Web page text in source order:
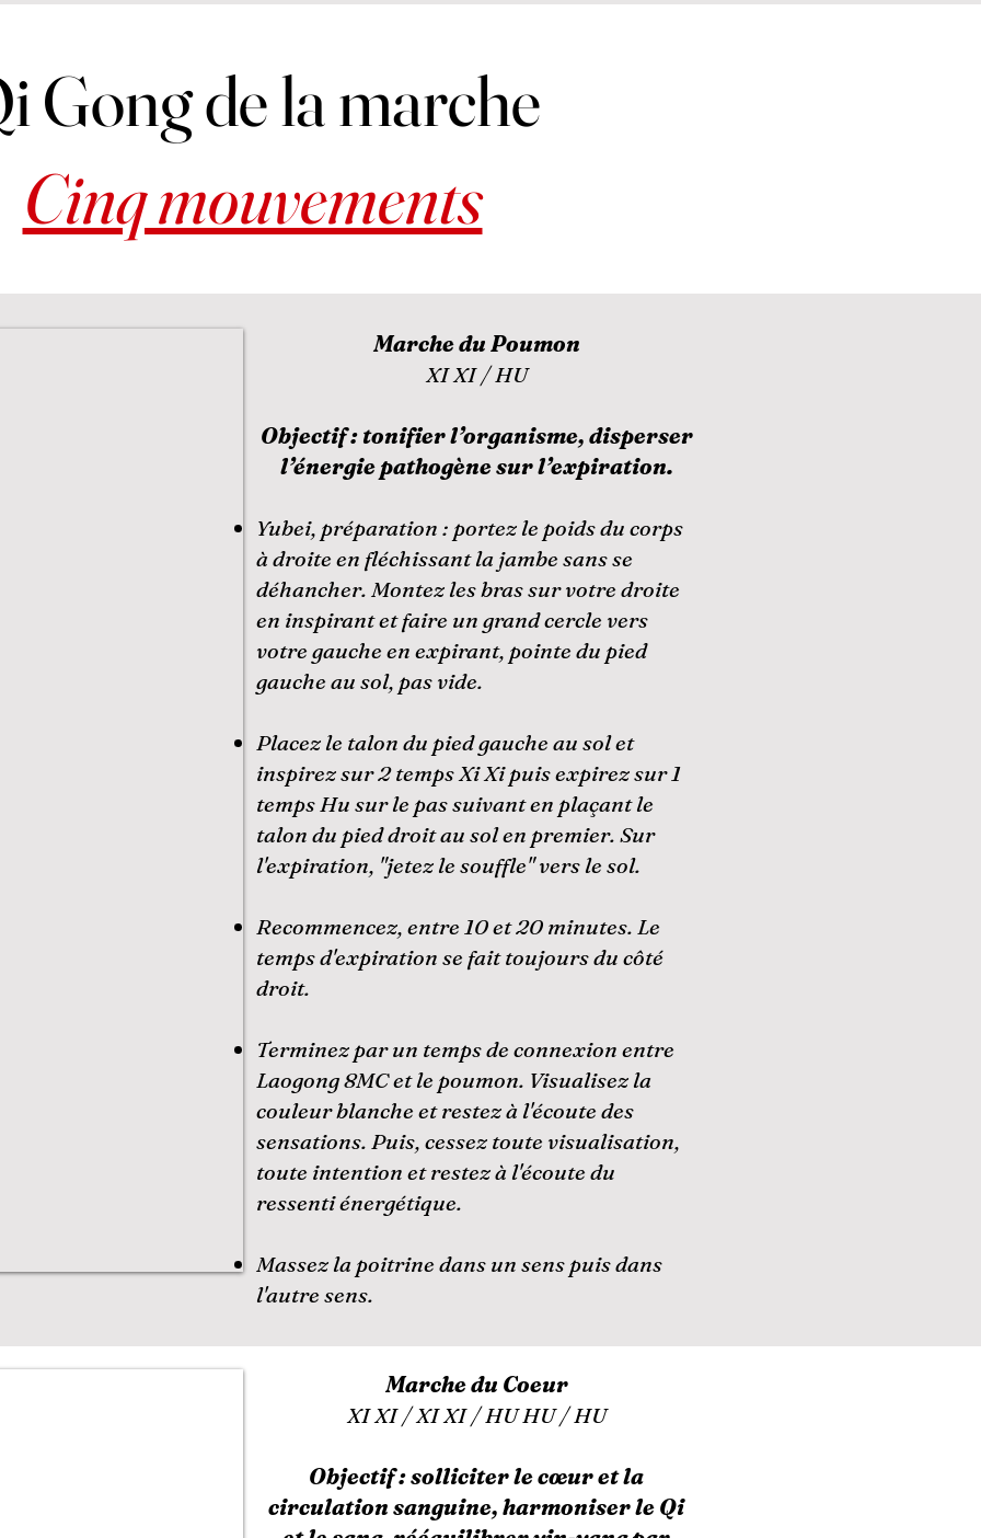
Gong de la marche
Cinq mouvements
Marche du Poumon
XI XI / HU
Objectif : tonifier l’organisme, disperser
l’énergie pathogène sur l’expiration.
Yubei, préparation : portez le poids du corps
à droite en fléchissant la jambe sans se
déhancher. Montez les bras sur votre droite
en inspirant et faire un grand cercle vers
votre gauche en expirant, pointe du pied
gauche au sol, pas vide.
Placez le talon du pied gauche au sol et
inspirez sur 2 temps Xi Xi puis expirez sur 1
temps Hu sur le pas suivant en plaçant le
talon du pied droit au sol en premier. Sur
l'expiration, "jetez le souffle" vers le sol.
Recommencez, entre 10 et 20 minutes. Le
temps d'expiration se fait toujours du côté
droit.
Terminez par un temps de connexion entre
Laogong 8MC et le poumon. Visualisez la
couleur blanche et restez à l'écoute des
sensations. Puis, cessez toute visualisation,
toute intention et restez à l'écoute du
ressenti énergétique.
Massez la poitrine dans un sens puis dans
l'autre sens.
Marche du Coeur
XI XI / XI XI / HU HU / HU
Objectif : solliciter le cœur et la
circulation sanguine, harmoniser le Qi